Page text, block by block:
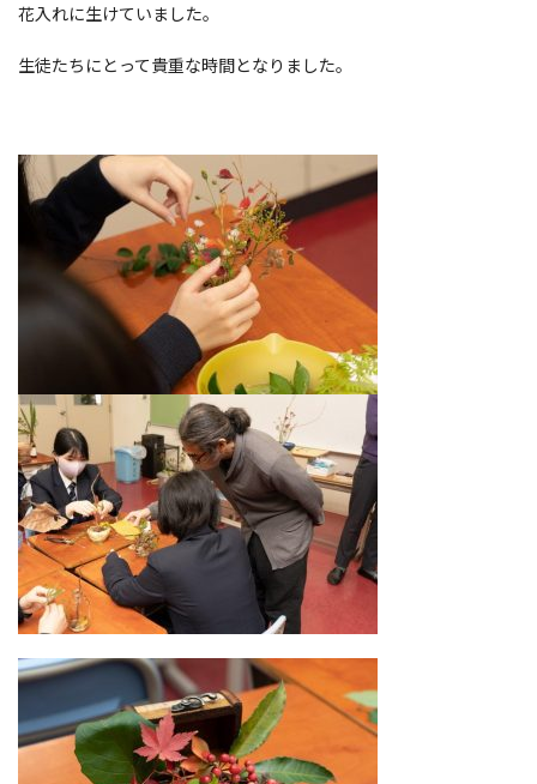
花入れに生けていました。
生徒たちにとって貴重な時間となりました。